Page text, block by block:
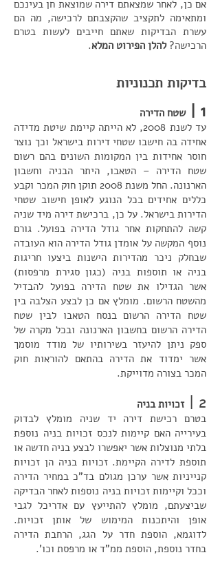
אם כן, לאחר שמצאתם דירה שמוצאת חן בעינכם
ומתאימה לתקציב שהקצבתם לרכישה, מה הם
עשרת הבדיקות שאתם חייבים לעשות בטרם
הרכישה?להלן הפירוט המלא.
בדיקות תכנוניות
1 |
שטח הדירה
עד לשנת 2008, לא הייתה קיימת שיטת מדידה
אחידה בה חישבו שטחי דירות בישראל וכך נוצר
חוסר אחידות בין המקומות השונים בהם רשום
שטח הדירה – הטאבו, היתר הבניה וחשבון
הארנונה. החל משנת 2008 תוקן חוק המכר וקבע
כללים אחידים בכל הנוגע לאופן חישוב שטחי
הדירות בישראל. על כן, ברכישת דירה מיד שניה
קשה להתחקות אחר גודל הדירה בפועל. גורם
נוסף המקשה על אומדן גודל הדירה הוא העובדה
שבחלק ניכר מהדירות הישנות ביצעו חריגות
בניה או תוספות בניה (כגון סגירת מרפסות)
אשר הגדילו את שטח הדירה בפועל להבדיל
מהשטח הרשום. מומלץ אם כן לבצע הצלבה בין
שטח הדירה הרשום בנסח הטאבו לבין שטח
הדירה הרשום בחשבון הארנונה ובכל מקרה של
ספק ניתן להיעזר בשירותיו של מודד מוסמך
אשר ימדוד את הדירה בהתאם להוראות חוק
המכר בצורה מדוייקת.
2 |
זכויות בניה
בטרם רכישת דירה יד שניה מומלץ לבדוק
בעירייה האם קיימות לנכס זכויות בניה נוספת
בלתי מנוצלות אשר יאפשרו לבצע בניה חדשה או
תוספת לדירה הקיימת. זכויות בניה הן זכויות
קנייניות אשר ערכן מגולם בד"כ במחיר הדירה
וככל וקיימות זכויות בניה נוספות לאחר הבדיקה
שביצעתם, מומלץ להתייעץ עם אדריכל לגבי
אופן והיתכנות המימוש של אותן זכויות.
לדוגמא, הוספת חדר על הגג, הרחבת הדירה
בחדר נוספת, הוספת ממ"ד או מרפסת וכו'.